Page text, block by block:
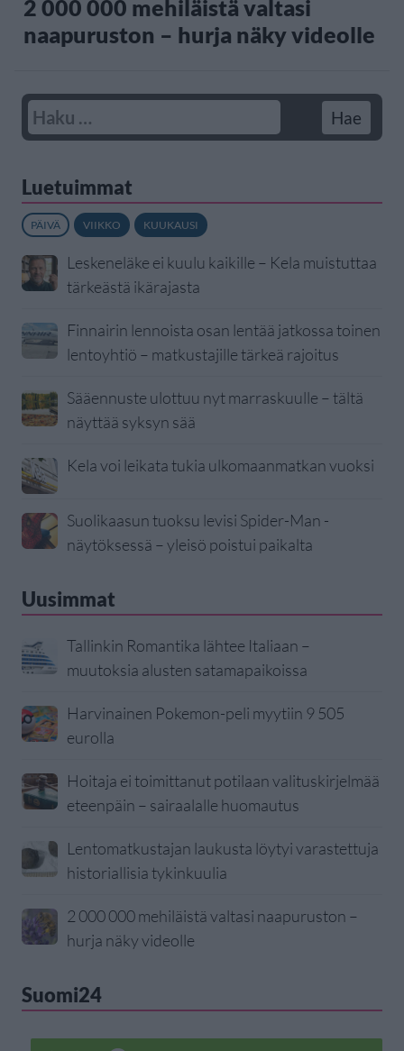
2 000 000 mehiläistä valtasi
naapuruston – hurja näky videolle
Luetuimmat
PÄIVÄ VIIKKO KUUKAUSI
Leskeneläke ei kuulu kaikille – Kela muistuttaa
tärkeästä ikärajasta
Finnairin lennoista osan lentää jatkossa toinen
lentoyhtiö – matkustajille tärkeä rajoitus
Sääennuste ulottuu nyt marraskuulle – tältä
näyttää syksyn sää
Kela voi leikata tukia ulkomaanmatkan vuoksi
Suolikaasun tuoksu levisi Spider-Man -
näytöksessä – yleisö poistui paikalta
Uusimmat
Tallinkin Romantika lähtee Italiaan –
muutoksia alusten satamapaikoissa
Harvinainen Pokemon-peli myytiin 9 505
eurolla
Hoitaja ei toimittanut potilaan valituskirjelmää
eteenpäin – sairaalalle huomautus
Lentomatkustajan laukusta löytyi varastettuja
historiallisia tykinkuulia
2 000 000 mehiläistä valtasi naapuruston –
hurja näky videolle
Suomi24